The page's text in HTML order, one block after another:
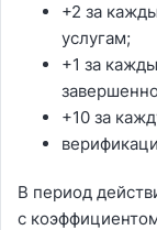
+2 за
услугам;
+1 за
+10 за
В период
с